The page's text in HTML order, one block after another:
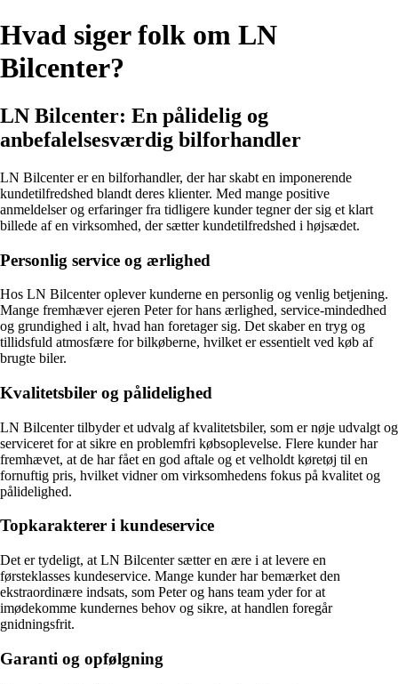
Hvad siger folk om LN
Bilcenter?
LN Bilcenter: En pålidelig og
anbefalelsesværdig bilforhandler
LN Bilcenter er en bilforhandler, der har skabt en imponerende
kundetilfredshed blandt deres klienter. Med mange positive
anmeldelser og erfaringer fra tidligere kunder tegner der sig et klart
billede af en virksomhed, der sætter kundetilfredshed i højsædet.
Personlig service og ærlighed
Hos LN Bilcenter oplever kunderne en personlig og venlig betjening.
Mange fremhæver ejeren Peter for hans ærlighed, service-mindedhed
og grundighed i alt, hvad han foretager sig. Det skaber en tryg og
tillidsfuld atmosfære for bilkøberne, hvilket er essentielt ved køb af
brugte biler.
Kvalitetsbiler og pålidelighed
LN Bilcenter tilbyder et udvalg af kvalitetsbiler, som er nøje udvalgt og
serviceret for at sikre en problemfri købsoplevelse. Flere kunder har
fremhævet, at de har fået en god aftale og et velholdt køretøj til en
fornuftig pris, hvilket vidner om virksomhedens fokus på kvalitet og
pålidelighed.
Topkarakterer i kundeservice
Det er tydeligt, at LN Bilcenter sætter en ære i at levere en
førsteklasses kundeservice. Mange kunder har bemærket den
ekstraordinære indsats, som Peter og hans team yder for at
imødekomme kundernes behov og sikre, at handlen foregår
gnidningsfrit.
Garanti og opfølgning